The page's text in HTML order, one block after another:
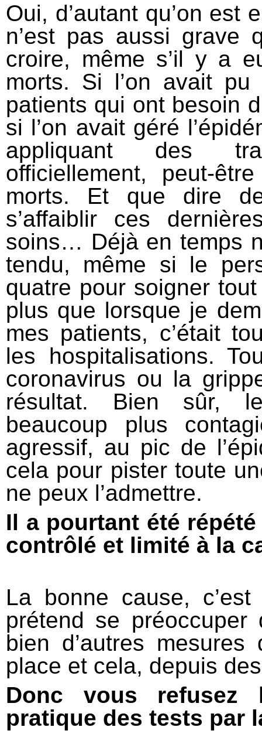
Oui, d’autant qu’on est
n’est pas aussi grave
croire, même s’il y a
morts. Si l’on avait
patients qui ont besoin
si l’on avait géré
appliquant des
officiellement, peut-
morts. Et que dire
s’affaiblir ces
soins… Déjà en temps
tendu, même si le
quatre pour soigner
plus que lorsque je
mes patients, c’était
les hospitalisations.
coronavirus ou la
résultat. Bien sûr,
beaucoup plus
agressif, au pic de
cela pour pister toute
ne peux l’admettre.
Il a pourtant été répété
contrôlé et limité à la
La bonne cause,
prétend se
bien d’autres
place et cela, depuis
Donc vous refusez
pratique des tests par